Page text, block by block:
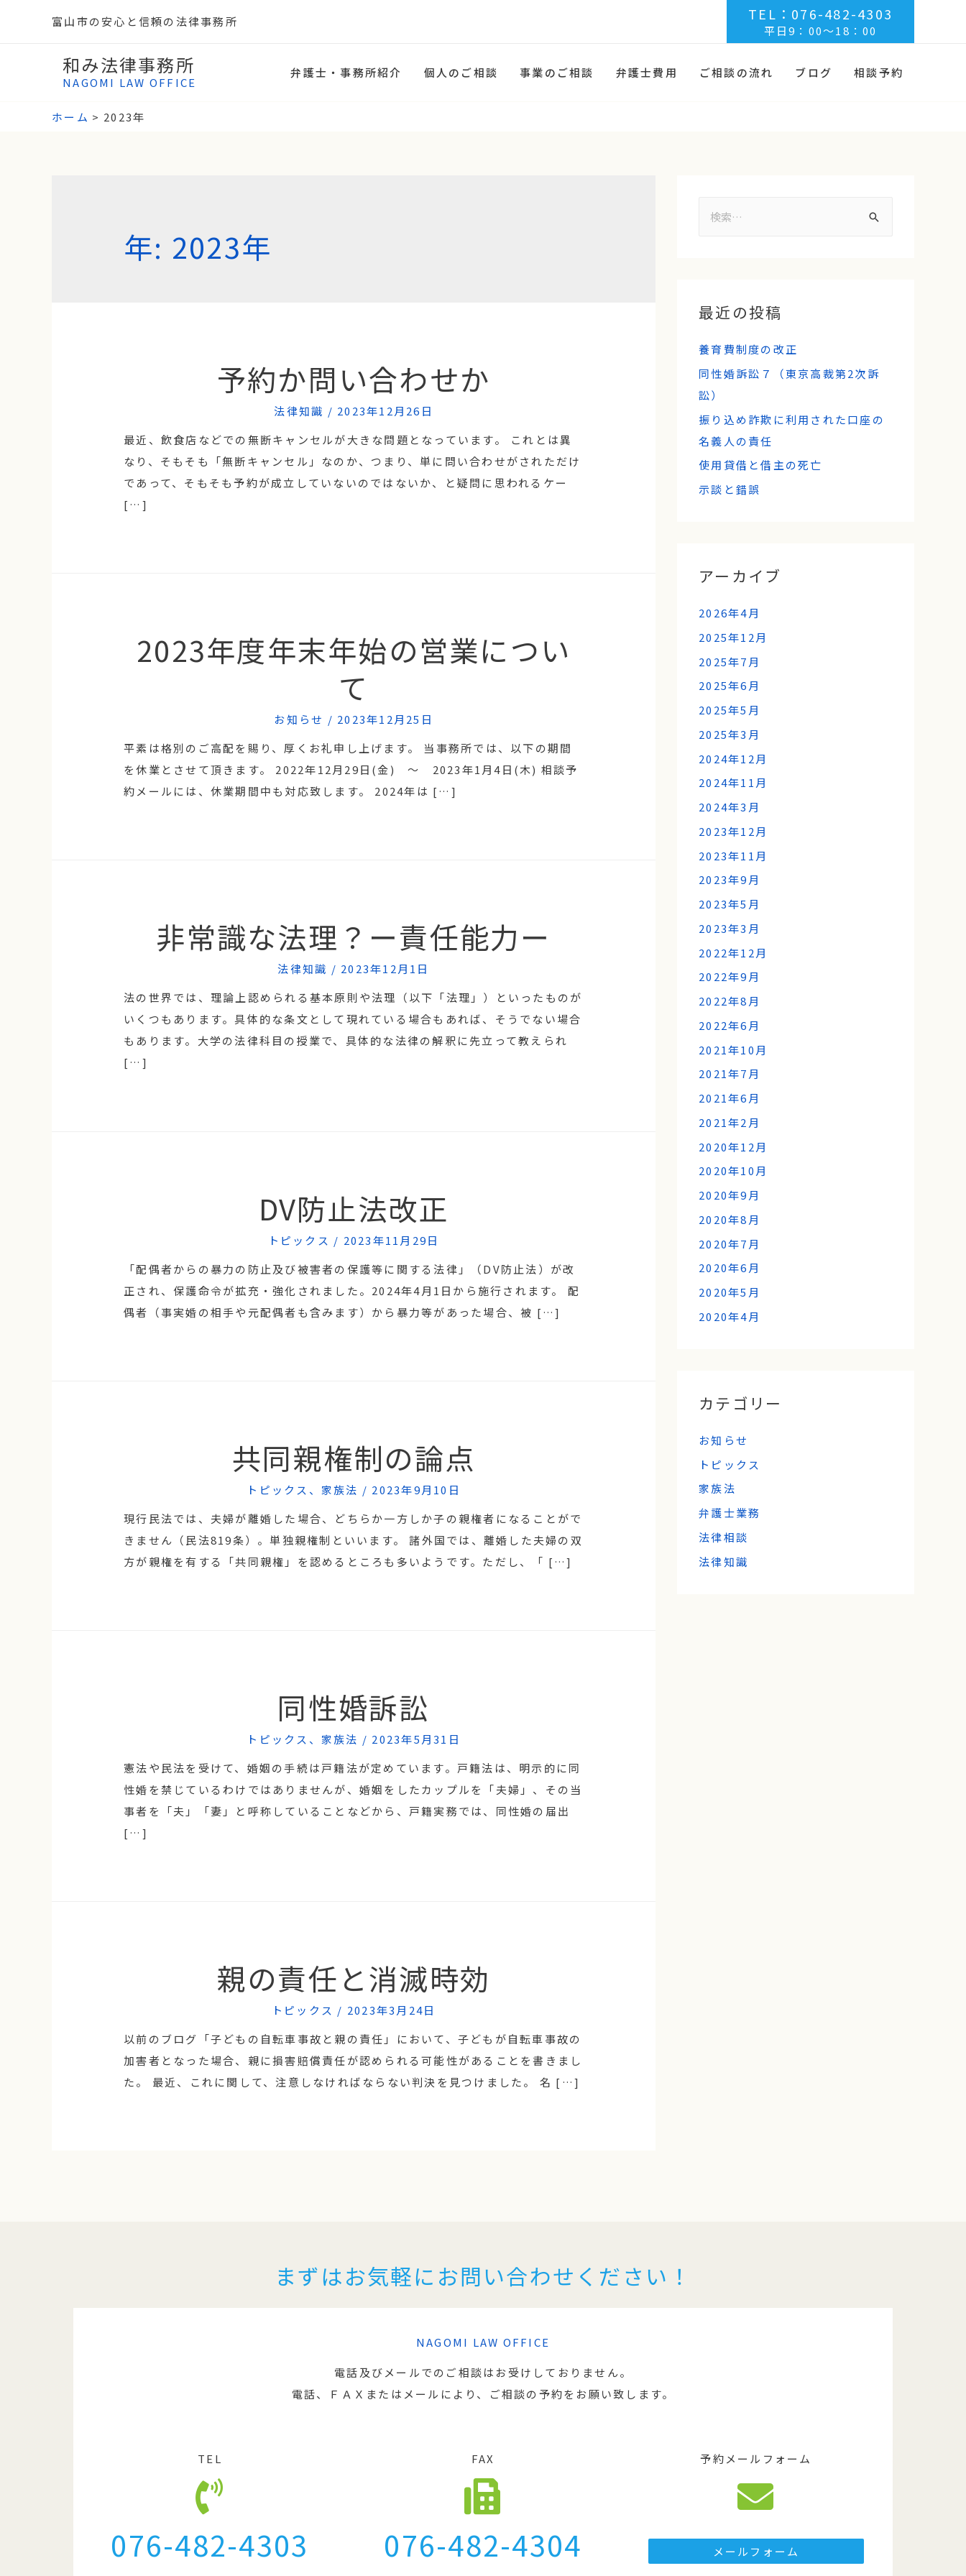
富山市の安心と信頼の法律事務所 TEL：076-482-4303
平日9：00～18：00
和み法律事務所
NAGOMI LAW OFFICE
弁護士・事務所紹介 個人のご相談 事業のご相談 弁護士費用 ご相談の流れ ブログ 相談予約
ホーム 2023年
年: 2023年
予約か問い合わせか
法律知識 / 2023年12月26日
最近、飲食店などでの無断キャンセルが大きな問題となっています。 これとは異
なり、そもそも「無断キャンセル」なのか、つまり、単に問い合わせがされただけ
であって、そもそも予約が成立していないのではないか、と疑問に思われるケー
[…]
2023年度年末年始の営業につい
て
お知らせ / 2023年12月25日
平素は格別のご高配を賜り、厚くお礼申し上げます。 当事務所では、以下の期間
を休業とさせて頂きます。 2022年12月29日(金) ～ 2023年1月4日(木) 相談予
約メールには、休業期間中も対応致します。 2024年は […]
非常識な法理？ー責任能力ー
法律知識 / 2023年12月1日
法の世界では、理論上認められる基本原則や法理（以下「法理」）といったものが
いくつもあります。具体的な条文として現れている場合もあれば、そうでない場合
もあります。大学の法律科目の授業で、具体的な法律の解釈に先立って教えられ
[…]
DV防止法改正
トピックス / 2023年11月29日
「配偶者からの暴力の防止及び被害者の保護等に関する法律」（DV防止法）が改
正され、保護命令が拡充・強化されました。2024年4月1日から施行されます。 配
偶者（事実婚の相手や元配偶者も含みます）から暴力等があった場合、被 […]
共同親権制の論点
トピックス 、 家族法 / 2023年9月10日
現行民法では、夫婦が離婚した場合、どちらか一方しか子の親権者になることがで
きません（民法819条）。単独親権制といいます。 諸外国では、離婚した夫婦の双
方が親権を有する「共同親権」を認めるところも多いようです。ただし、「 […]
同性婚訴訟
トピックス 、 家族法 / 2023年5月31日
憲法や民法を受けて、婚姻の手続は戸籍法が定めています。戸籍法は、明示的に同
性婚を禁じているわけではありませんが、婚姻をしたカップルを「夫婦」、その当
事者を「夫」「妻」と呼称していることなどから、戸籍実務では、同性婚の届出
[…]
親の責任と消滅時効
トピックス / 2023年3月24日
以前のブログ「子どもの自転車事故と親の責任」において、子どもが自転車事故の
加害者となった場合、親に損害賠償責任が認められる可能性があることを書きまし
た。 最近、これに関して、注意しなければならない判決を見つけました。 名 […]
最近の投稿
養育費制度の改正
同性婚訴訟７（東京高裁第2次訴
訟）
振り込め詐欺に利用された口座の
名義人の責任
使用貸借と借主の死亡
示談と錯誤
アーカイブ
2026年4月
2025年12月
2025年7月
2025年6月
2025年5月
2025年3月
2024年12月
2024年11月
2024年3月
2023年12月
2023年11月
2023年9月
2023年5月
2023年3月
2022年12月
2022年9月
2022年8月
2022年6月
2021年10月
2021年7月
2021年6月
2021年2月
2020年12月
2020年10月
2020年9月
2020年8月
2020年7月
2020年6月
2020年5月
2020年4月
カテゴリー
お知らせ
トピックス
家族法
弁護士業務
法律相談
法律知識
まずはお気軽にお問い合わせください！
NAGOMI LAW OFFICE
電話及びメールでのご相談はお受けしておりません。
電話、ＦＡＸまたはメールにより、ご相談の予約をお願い致します。
TEL
076-482-4303
FAX
076-482-4304
予約メールフォーム
メールフォーム